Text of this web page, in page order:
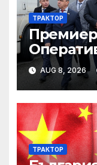
ТРАКТОР
по
готови
AUG 8, 2026
ТРАКТОР